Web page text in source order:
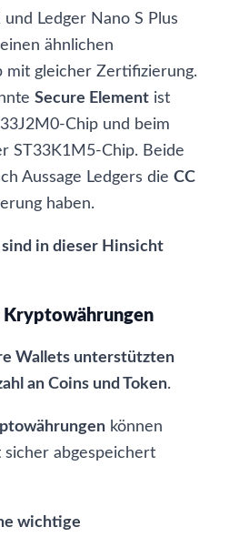
und Ledger Nano S Plus
ähnlichen
mit gleicher Zertifizierung.
Secure Element ist
Chip und beim
ST33K1M5-Chip. Beide
Aussage Ledgers die CC
haben.
in dieser Hinsicht
Wallets unterstützten
an Coins und Token.
können
sicher abgespeichert
wichtige